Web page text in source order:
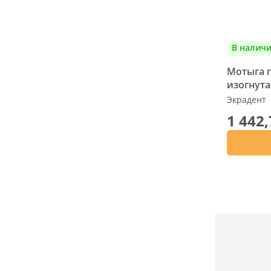
В
Мотыга
Экрадент
1